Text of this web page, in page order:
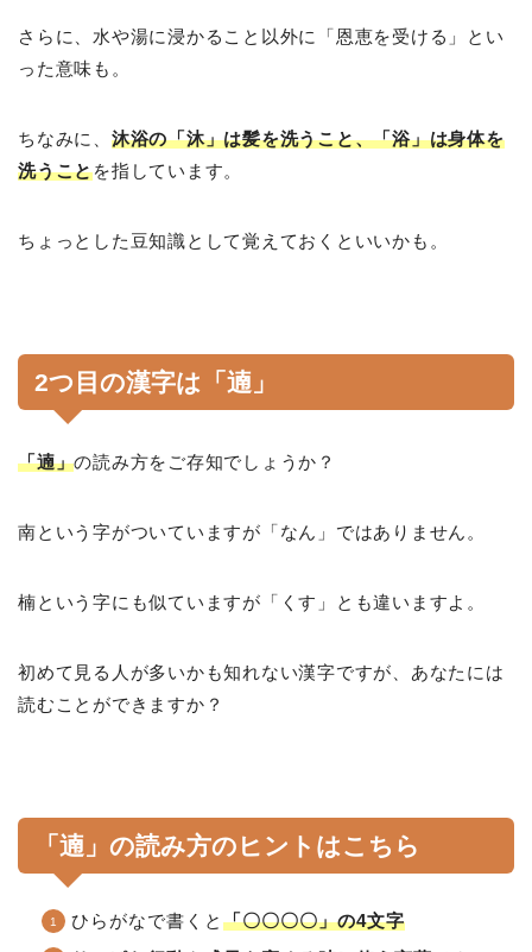
さらに、水や湯に浸かること以外に「恩恵を受ける」とい
った意味も。
ちなみに、 沐浴の「沐」は髪を洗うこと、「浴」は身体を
洗うことを指しています。
ちょっとした豆知識として覚えておくといいかも。
2つ目の漢字は「遖」
「遖」の読み方をご存知でしょうか？
南という字がついていますが「なん」ではありません。
楠という字にも似ていますが「くす」とも違いますよ。
初めて見る人が多いかも知れない漢字ですが、あなたには
読むことができますか？
「遖」の読み方のヒントはこちら
ひらがなで書くと 「〇〇〇〇」の4文字